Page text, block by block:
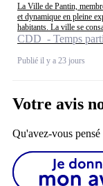
La Ville de Pantin,
et dynamique en pleine
habitants. La ville se
CDD - Temps
Publié il y a 23 jours
Votre avis
Qu'avez-vous